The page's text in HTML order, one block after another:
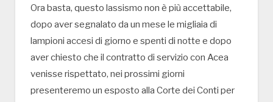
Ora basta, questo lassismo non è più accettabile,
dopo aver segnalato da un mese le migliaia di
lampioni accesi di giorno e spenti di notte e dopo
aver chiesto che il contratto di servizio con Acea
venisse rispettato, nei prossimi giorni
presenteremo un esposto alla Corte dei Conti per